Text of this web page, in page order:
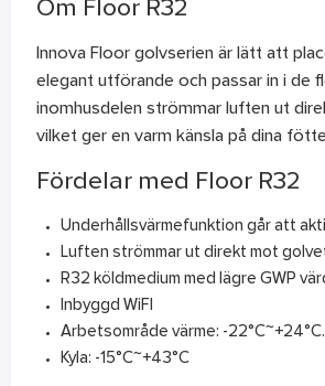
Om Floor R32
Innova Floor golvserien är lätt att
elegant utförande och passar in i de
inomhusdelen strömmar luften ut
vilket ger en varm känsla på dina
Fördelar med Floor R32
Underhållsvärmefunktion går att
Luften strömmar ut direkt mot
R32 köldmedium med lägre GWP
Inbyggd WiFI
Arbetsområde värme: -22°C~+24°C.
Kyla: -15°C~+43°C